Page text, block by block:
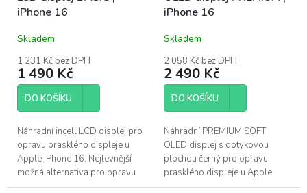
iPhone 16
Skladem
1 231 Kč bez DPH
1 490 Kč
DO KOŠÍKU
Náhradní incell LCD displej pro
opravu prasklého displeje u
Apple iPhone 16. Nejlevnější
možná alternativa pro opravu
displeje iPhone 16. Tento LCD
R
iPhone 16
Skladem
2 058 Kč bez DPH
2 490 Kč
DO KOŠÍKU
Náhradní PREMIUM SOFT
OLED displej s dotykovou
plochou černý pro opravu
prasklého displeje u Apple
iPhone 16. PREMIUM displeje